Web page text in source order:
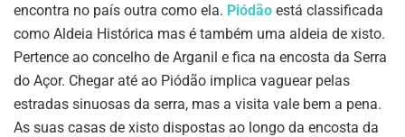
encontra no país outra como ela. Piódão está classificada
como Aldeia Histórica mas é também uma aldeia de xisto.
Pertence ao concelho de Arganil e fica na encosta da Serra
do Açor. Chegar até ao Piódão implica vaguear pelas
estradas sinuosas da serra, mas a visita vale bem a pena.
As suas casas de xisto dispostas ao longo da encosta da